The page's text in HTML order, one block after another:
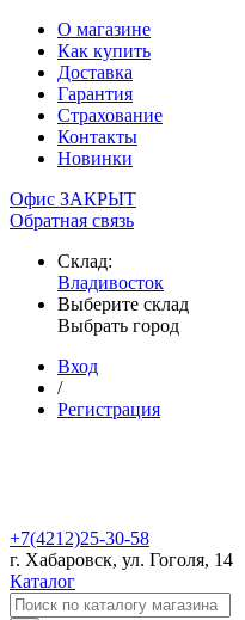
О магазине
Как купить
Доставка
Гарантия
Страхование
Контакты
Новинки
Офис ЗАКРЫТ
Обратная связь
Склад:
Владивосток
Выберите склад
Выбрать город
Вход
/
Регистрация
+7(4212)25-30-58
г. Хабаровск, ул. Гоголя, 14
Каталог